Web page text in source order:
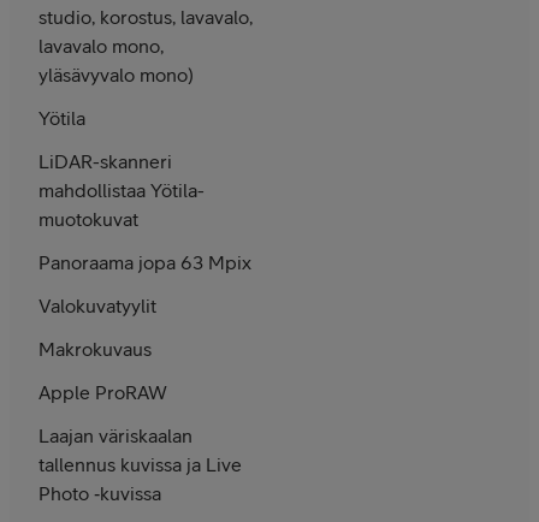
studio, korostus, lavavalo,
lavavalo mono,
yläsävyvalo mono)
Yötila
LiDAR-skanneri
mahdollistaa Yötila-
muotokuvat
Panoraama jopa 63 Mpix
Valokuvatyylit
Makrokuvaus
Apple ProRAW
­Laajan väriskaalan
tallennus kuvissa ja Live
Photo ‑kuvissa